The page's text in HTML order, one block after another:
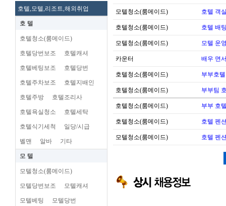
호텔,모텔,리조트,해외취업
호 텔
호텔청소(룸메이드)
호텔당번보조 호텔캐셔
호텔베팅보조 호텔당번
호텔주차보조 호텔지배인
호텔주방 호텔조리사
호텔욕실청소 호텔세탁
호텔식기세척 일당/시급
벨맨 알바 기타
모 텔
모텔청소(룸메이드)
모텔당번보조 모텔캐셔
모텔베팅 모텔당번
모텔청소(룸메이드) 호텔 객
호텔청소(룸메이드) 호텔 배
모텔청소(룸메이드) 모텔 운
카운터 배우 면
호텔청소(룸메이드) 부부호
호텔청소(룸메이드) 부부팀
호텔청소(룸메이드) 부부 호
호텔청소(룸메이드) 호텔 펜
모텔청소(룸메이드) 호텔 펜